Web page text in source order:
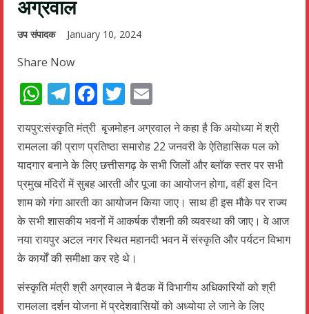
अग्रवाल
उप संपादक January 10, 2024
Share Now
WhatsApp
Telegram
Facebook
Twitter
रायपुर:संस्कृति मंत्री बृजमोहन अग्रवाल ने कहा है कि अयोध्या में श्री
रामलला की प्राण प्रतिष्ठा समारोह 22 जनवरी के ऐतिहासिक पल को
यादगार बनाने के लिए छत्तीसगढ़ के सभी जिलों और ब्लॉक स्तर पर सभी
प्रमुख मंदिरों में सुबह आरती और पूजा का आयोजन होगा, वहीं इस दिन
शाम को गंगा आरती का आयोजन किया जाए। साथ ही इस मौके पर राज्य
के सभी शासकीय भवनों में आकर्षक रौशनी की व्यवस्था की जाए। वे आज
नया रायपुर अटल नगर स्थित महानदी भवन में संस्कृति और पर्यटन विभाग
के कार्यों की समीक्षा कर रहे थे।
संस्कृति मंत्री श्री अग्रवाल ने बैठक में विभागीय अधिकारियों को श्री
रामलला दर्शन योजना में प्रदेशवासियों को अध्योया ले जाने के लिए